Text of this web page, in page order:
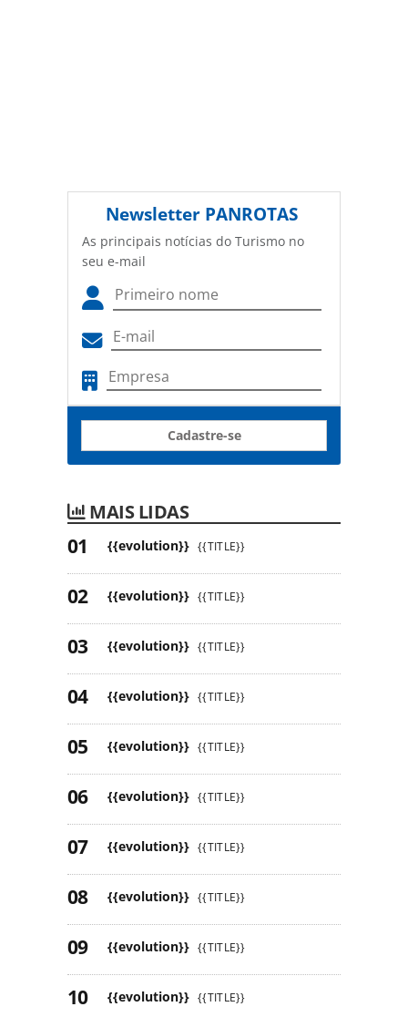
Newsletter PANROTAS
As principais notícias do Turismo no
seu e-mail
Cadastre-se
MAIS LIDAS
{{evolution}} {{TITLE}}
{{evolution}} {{TITLE}}
{{evolution}} {{TITLE}}
{{evolution}} {{TITLE}}
{{evolution}} {{TITLE}}
{{evolution}} {{TITLE}}
{{evolution}} {{TITLE}}
{{evolution}} {{TITLE}}
{{evolution}} {{TITLE}}
{{evolution}} {{TITLE}}